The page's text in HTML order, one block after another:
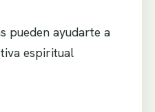
pueden ayudarte a
espiritual